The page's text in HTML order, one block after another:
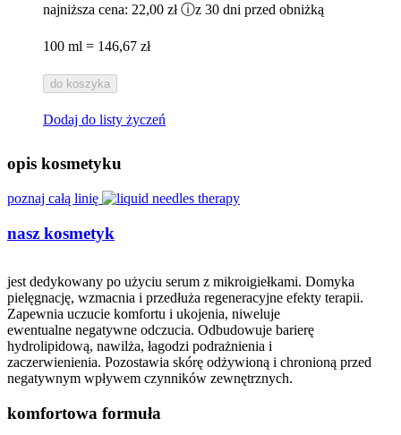
najniższa cena: 22,00 zł ⓘz 30 dni przed obniżką
100 ml = 146,67 zł
do koszyka
Dodaj do listy życzeń
opis kosmetyku
poznaj całą linię
nasz kosmetyk
jest dedykowany po użyciu serum z mikroigiełkami. Domyka
pielęgnację, wzmacnia i przedłuża regeneracyjne efekty terapii.
Zapewnia uczucie komfortu i ukojenia, niweluje
ewentualne negatywne odczucia. Odbudowuje barierę
hydrolipidową, nawilża, łagodzi podrażnienia i
zaczerwienienia. Pozostawia skórę odżywioną i chronioną przed
negatywnym wpływem czynników zewnętrznych.
komfortowa formuła